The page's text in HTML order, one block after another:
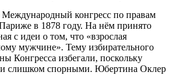
конгресс по правам
в 1878 году. На нём принято
с идеи о том, что «взрослая
мужчине». Тему избирательного
Конгресса избегали, поскольку
слишком спорными. Юбертина Оклер